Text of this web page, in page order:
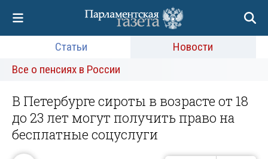
Статьи
Новости
Все о пенсиях в России
В Петербурге сироты в возрасте от 18
до 23 лет могут получить право на
бесплатные соцуслуги